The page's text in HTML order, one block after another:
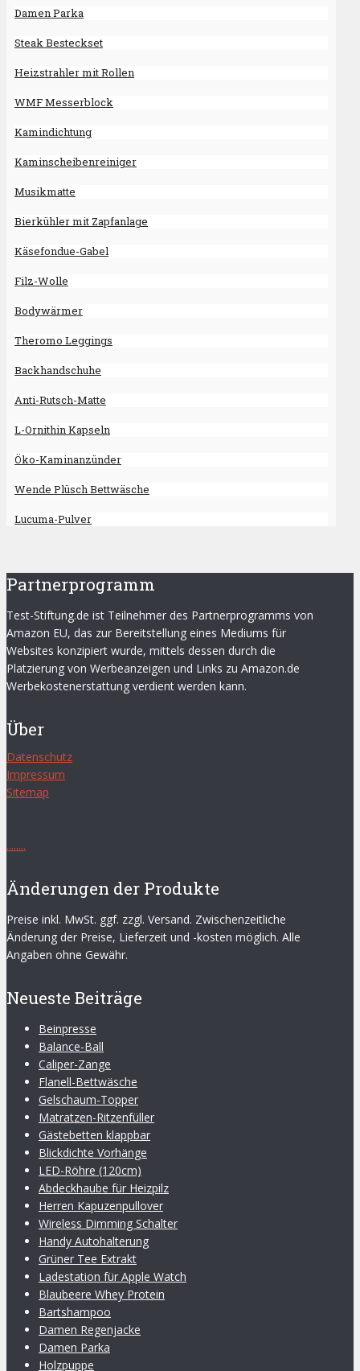
Damen Parka
Steak Besteckset
Heizstrahler mit Rollen
WMF Messerblock
Kamindichtung
Kaminscheibenreiniger
Musikmatte
Bierkühler mit Zapfanlage
Käsefondue-Gabel
Filz-Wolle
Bodywärmer
Theromo Leggings
Backhandschuhe
Anti-Rutsch-Matte
L-Ornithin Kapseln
Öko-Kaminanzünder
Wende Plüsch Bettwäsche
Lucuma-Pulver
Partnerprogramm
Test-Stiftung.de ist Teilnehmer des Partnerprogramms von
Amazon EU, das zur Bereitstellung eines Mediums für
Websites konzipiert wurde, mittels dessen durch die
Platzierung von Werbeanzeigen und Links zu Amazon.de
Werbekostenerstattung verdient werden kann.
Über
Datenschutz
Impressum
Sitemap
........
Änderungen der Produkte
Preise inkl. MwSt. ggf. zzgl. Versand. Zwischenzeitliche
Änderung der Preise, Lieferzeit und -kosten möglich. Alle
Angaben ohne Gewähr.
Neueste Beiträge
Beinpresse
Balance-Ball
Caliper-Zange
Flanell-Bettwäsche
Gelschaum-Topper
Matratzen-Ritzenfüller
Gästebetten klappbar
Blickdichte Vorhänge
LED-Röhre (120cm)
Abdeckhaube für Heizpilz
Herren Kapuzenpullover
Wireless Dimming Schalter
Handy Autohalterung
Grüner Tee Extrakt
Ladestation für Apple Watch
Blaubeere Whey Protein
Bartshampoo
Damen Regenjacke
Damen Parka
Holzpuppe